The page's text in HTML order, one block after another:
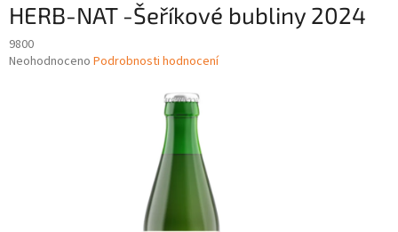
HERB-NAT -Šeříkové bubliny 2024
9800
Průměrné
Neohodnoceno Podrobnosti hodnocení